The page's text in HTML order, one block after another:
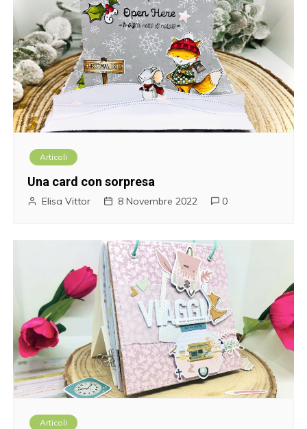
Articoli
Una card con sorpresa
Elisa Vittor 8 Novembre 2022 0
Articoli